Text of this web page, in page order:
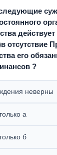
отсутствие
его
?
неверны
а
б